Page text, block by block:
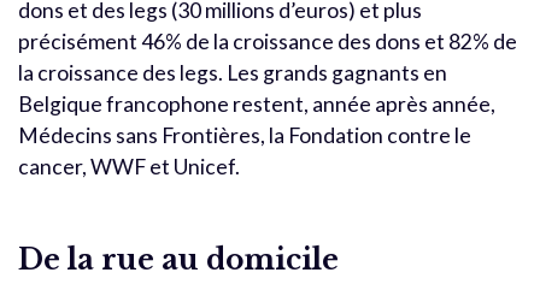
dons et des legs (30 millions d’euros) et plus
précisément 46% de la croissance des dons et 82% de
la croissance des legs. Les grands gagnants en
Belgique francophone restent, année après année,
Médecins sans Frontières, la Fondation contre le
cancer, WWF et Unicef.
De la rue au domicile